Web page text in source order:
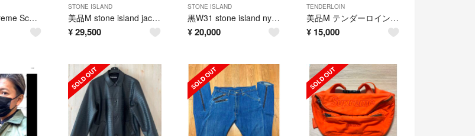
美品 黒L Supreme Schott Fringe Suede Coat
STONE ISLAND
美品M stone island jacket ストーンアイランド ジャケット
¥29,500
STONE ISLAND
黒W31 stone island nylon metal shorts
¥ 20,000
TENDERLOIN
美品M テンダーロイン コーチ ジャケットtenderloin coach
¥ 15,000